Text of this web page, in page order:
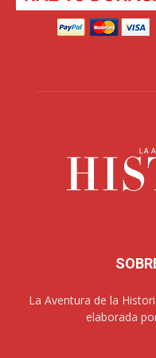
La Aventura de la
elaborada